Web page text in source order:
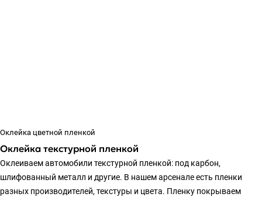
Оклейка цветной пленкой
Оклейка текстурной пленкой
Оклеиваем автомобили текстурной пленкой: под карбон,
шлифованный металл и другие. В нашем арсенале есть пленки
разных производителей, текстуры и цвета. Пленку покрываем